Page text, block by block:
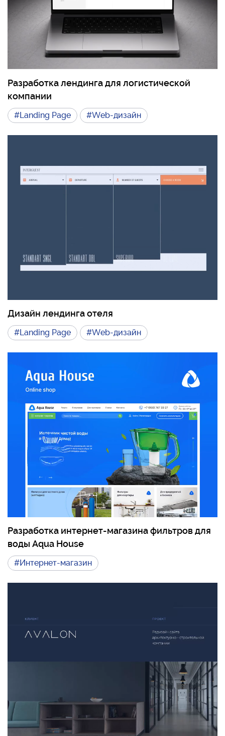
Разработка лендинга для логистической
компании
#Landing Page #Web-дизайн
Дизайн лендинга отеля
#Landing Page #Web-дизайн
Разработка интернет-магазина фильтров для
воды Aqua House
#Интернет-магазин